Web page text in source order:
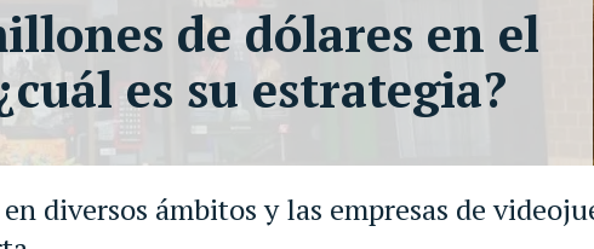
diversos ámbitos y las empresas de
de dólares en el
es su estrategia?